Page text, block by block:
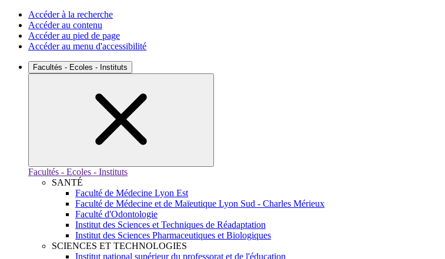
Accéder à la recherche
Accéder au contenu
Accéder au pied de page
Accéder au menu d'accessibilité
Facultés - Ecoles - Instituts
Facultés - Ecoles - Instituts
SANTÉ
Faculté de Médecine Lyon Est
Faculté de Médecine et de Maïeutique Lyon Sud - Charles Mérieux
Faculté d'Odontologie
Institut des Sciences et Techniques de Réadaptation
Institut des Sciences Pharmaceutiques et Biologiques
SCIENCES ET TECHNOLOGIES
Institut national supérieur du professorat et de l'éducation